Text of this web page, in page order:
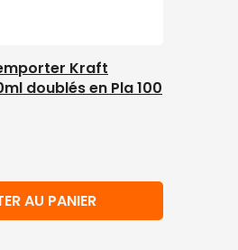
Kraft
doublés en Pla 100
AU PANIER